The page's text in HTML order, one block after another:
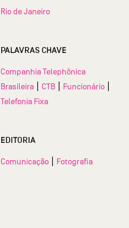
Rio de Janeiro
PALAVRAS CHAVE
Companhia Telephônica
Brasileira
CTB Funcionário
Telefonia Fixa
EDITORIA
Comunicação Fotografia